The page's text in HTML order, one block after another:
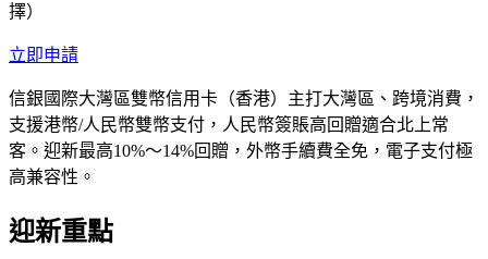
擇）
立即申請
信銀國際大灣區雙幣信用卡（香港）主打大灣區、跨境消費，
支援港幣/人民幣雙幣支付，人民幣簽賬高回贈適合北上常
客。迎新最高10%～14%回贈，外幣手續費全免，電子支付極
高兼容性。
迎新重點